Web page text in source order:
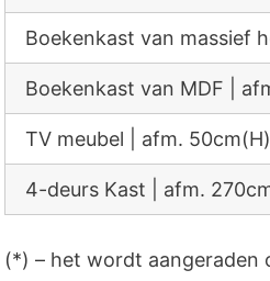
Boekenkast van massief
Boekenkast van MDF |
TV meubel | afm.
4-deurs Kast | afm.
(*) – het wordt aangeraden